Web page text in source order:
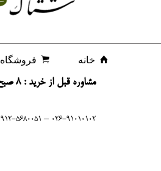
خانه فروشگاه
مشاوره قبل از خرید : 8 صبح تا 6 عصر
026-91010102 – 0912-5680051 و چت آنلاین